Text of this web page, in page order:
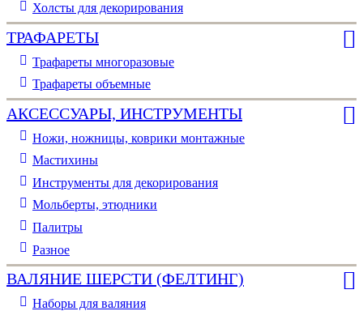
Холсты для декорирования
ТРАФАРЕТЫ
Трафареты многоразовые
Трафареты объемные
АКСЕССУАРЫ, ИНСТРУМЕНТЫ
Ножи, ножницы, коврики монтажные
Мастихины
Инструменты для декорирования
Мольберты, этюдники
Палитры
Разное
ВАЛЯНИЕ ШЕРСТИ (ФЕЛТИНГ)
Наборы для валяния